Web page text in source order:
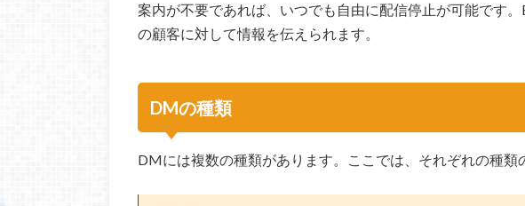
案内が不要であれば、いつでも自由に配信停止が可能です。
の顧客に対して情報を伝えられます。
DMの種類
DMには複数の種類があります。ここでは、それぞれの種類